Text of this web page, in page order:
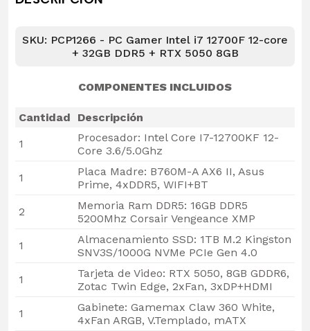
SKU: PCP1266 - PC Gamer Intel i7 12700F 12-core
+ 32GB DDR5 + RTX 5050 8GB
COMPONENTES INCLUIDOS
Cantidad
Descripción
1
Procesador: Intel Core I7-12700KF 12-
Core 3.6/5.0Ghz
1
Placa Madre: B760M-A AX6 II, Asus
Prime, 4xDDR5, WIFI+BT
2
Memoria Ram DDR5: 16GB DDR5
5200Mhz Corsair Vengeance XMP
1
Almacenamiento SSD: 1TB M.2 Kingston
SNV3S/1000G NVMe PCIe Gen 4.0
1
Tarjeta de Video: RTX 5050, 8GB GDDR6,
Zotac Twin Edge, 2xFan, 3xDP+HDMI
1
Gabinete: Gamemax Claw 360 White,
4xFan ARGB, V.Templado, mATX